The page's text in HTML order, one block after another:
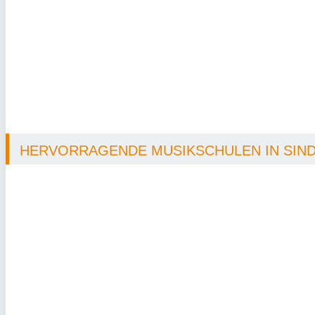
HERVORRAGENDE MUSIKSCHULEN IN